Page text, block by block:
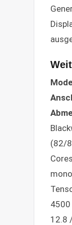
(82/
4500
12.8